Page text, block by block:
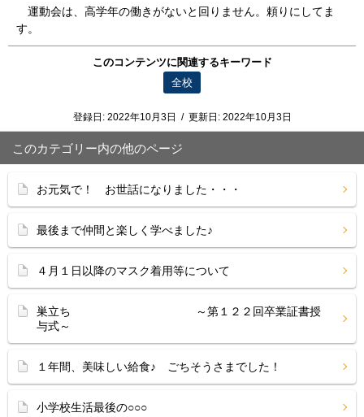
運動会は、高学年の働きがないと回りません。頼りにしてま
す。
このコンテンツに関連するキーワード
全校
登録日: 2022年10月3日 / 更新日: 2022年10月3日
このカテゴリー内の他のページ
お元気で！ お世話になりました・・・
最後まで仲間と楽しく学べました♪
４月１日以降のマスク着用等について
巣立ち ～第１２２回卒業証書授
与式～
１年間、美味しい給食♪ ごちそうさまでした！
小学校生活最後の○○○